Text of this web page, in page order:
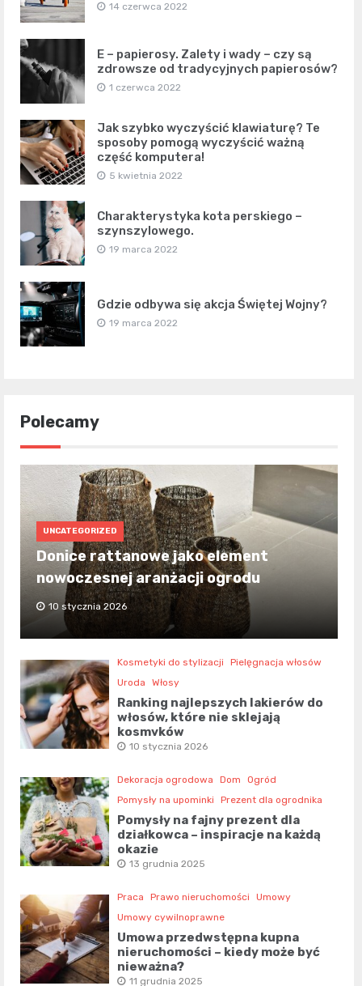
14 czerwca 2022
E – papierosy. Zalety i wady – czy są
zdrowsze od tradycyjnych papierosów?
1 czerwca 2022
Jak szybko wyczyścić klawiaturę? Te
sposoby pomogą wyczyścić ważną
część komputera!
5 kwietnia 2022
Charakterystyka kota perskiego –
szynszylowego.
19 marca 2022
Gdzie odbywa się akcja Świętej Wojny?
19 marca 2022
Polecamy
UNCATEGORIZED
Donice rattanowe jako element
nowoczesnej aranżacji ogrodu
10 stycznia 2026
Kosmetyki do stylizacji
Pielęgnacja włosów
Uroda
Włosy
Ranking najlepszych lakierów do
włosów, które nie sklejają
kosmyków
10 stycznia 2026
Dekoracja ogrodowa Dom
Ogród
Pomysły na upominki
Prezent dla ogrodnika
Pomysły na fajny prezent dla
działkowca – inspiracje na każdą
okazję
13 grudnia 2025
Praca Prawo nieruchomości
Umowy
Umowy cywilnoprawne
Umowa przedwstępna kupna
nieruchomości – kiedy może być
nieważna?
11 grudnia 2025